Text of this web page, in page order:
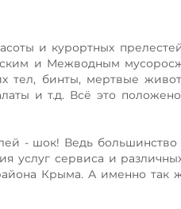
и курортных
и Межводным
тел, бинты, мертвые
и т.д. Всё это
- шок! Ведь большинство
услуг сервиса и
Крыма. А именно так